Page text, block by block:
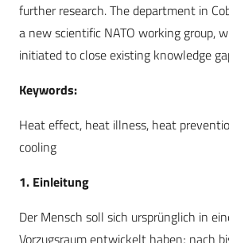
further research. The department in
a new scientific NATO working group,
initiated to close existing knowledge
Keywords:
Heat effect, heat illness, heat
cooling
1. Einleitung
Der Mensch soll sich ursprünglich in
Vorzugsraum entwickelt haben; nach